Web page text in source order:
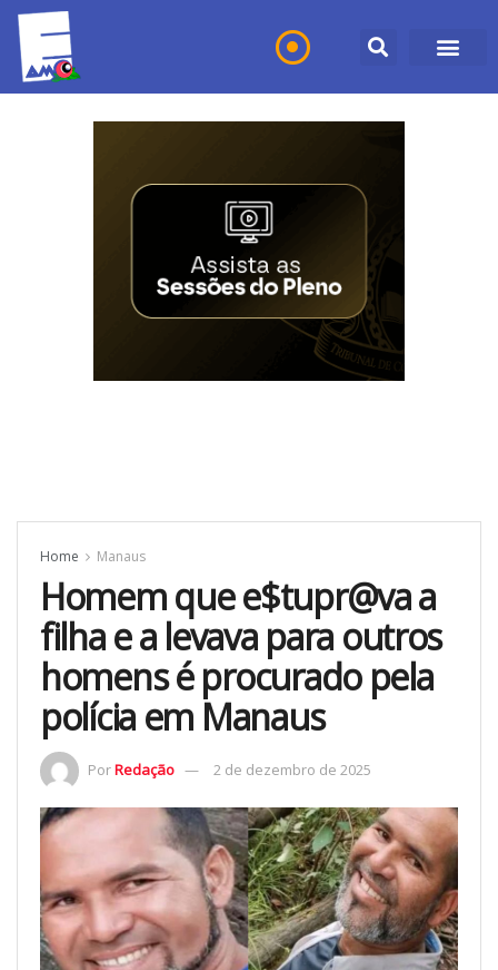
Home Manaus
Homem que e$tupr@va a
filha e a levava para outros
homens é procurado pela
polícia em Manaus
PorRedação 2 de dezembro de 2025